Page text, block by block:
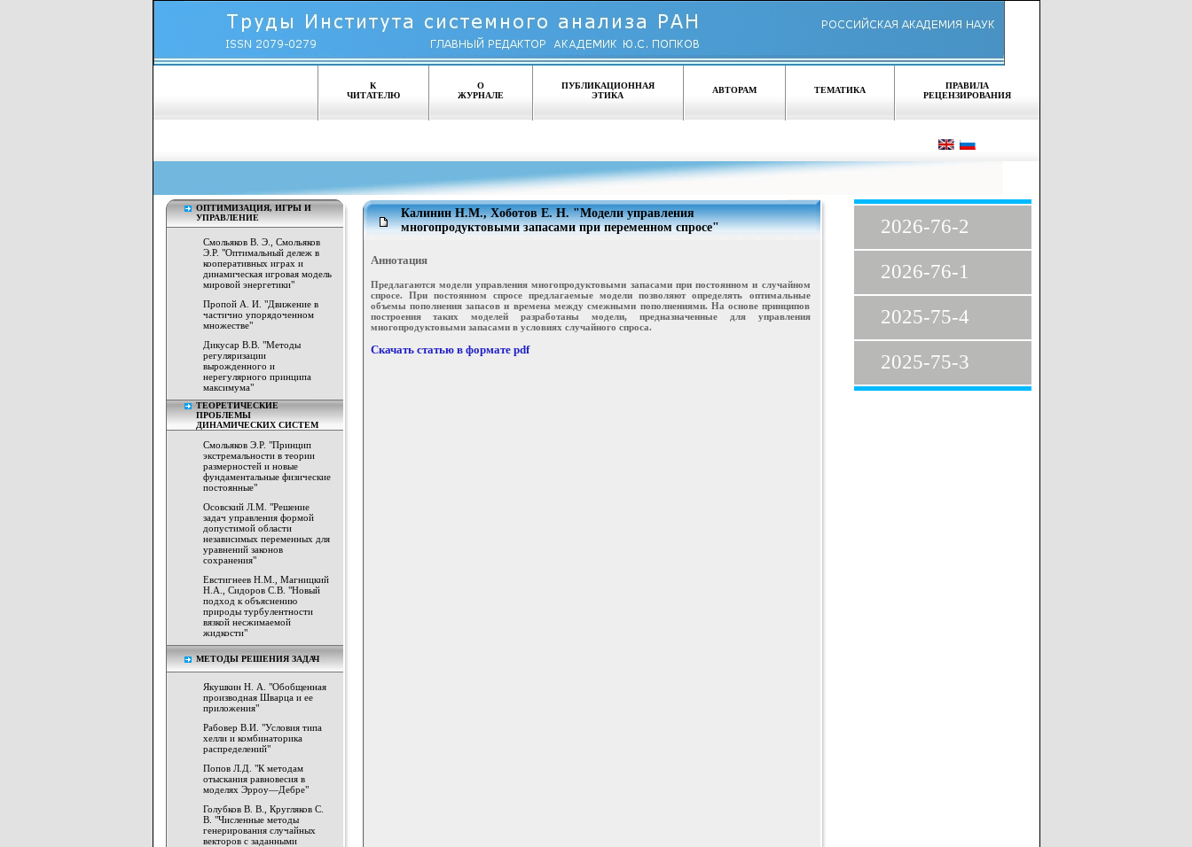
К
ЧИТАТЕЛЮ
О
ЖУРНАЛЕ
ПУБЛИКАЦИОННАЯ
ЭТИКА
АВТОРАМ ТЕМАТИКА
ПРАВИЛА
РЕЦЕНЗИРОВАНИЯ
ОПТИМИЗАЦИЯ, ИГРЫ И
УПРАВЛЕНИЕ
Смольяков В. Э., Смольяков
Э.Р. "Оптимальный дележ в
кооперативных играх и
динамическая игровая модель
мировой энергетики"
Пропой А. И. "Движение в
частично упорядоченном
множестве"
Дикусар В.В. "Методы
регуляризации
вырожденного и
нерегулярного принципа
максимума"
ТЕОРЕТИЧЕСКИЕ
ПРОБЛЕМЫ
ДИНАМИЧЕСКИХ СИСТЕМ
Смольяков Э.Р. "Принцип
экстремальности в теории
размерностей и новые
фундаментальные физические
постоянные"
Осовский Л.М. "Решение
задач управления формой
допустимой области
независимых переменных для
уравнений законов
сохранения"
Евстигнеев Н.М., Магницкий
Н.А., Сидоров С.В. "Новый
подход к объяснению
природы турбулентности
вязкой несжимаемой
жидкости"
МЕТОДЫ РЕШЕНИЯ ЗАДАЧ
Якушкин Н. А. "Обобщенная
производная Шварца и ее
приложения"
Рабовер В.И. "Условия типа
хелли и комбинаторика
распределений"
Попов Л.Д. "К методам
отыскания равновесия в
моделях Эрроу—Дебре"
Голубков В. В., Кругляков С.
В. "Численные методы
генерирования случайных
векторов с заданными
Калинин Н.М., Хоботов Е. Н. "Модели управления
многопродуктовыми запасами при переменном спросе"
Аннотация
Предлагаются модели управления многопродуктовыми запасами при постоянном и случайном
спросе. При постоянном спросе предлагаемые модели позволяют определять оптимальные
объемы пополнения запасов и времена между смежными пополнениями. На основе принципов
построения таких моделей разработаны модели, предназначенные для управления
многопродуктовыми запасами в условиях случайного спроса.
Скачать статью в формате pdf
2026-76-2
2026-76-1
2025-75-4
2025-75-3